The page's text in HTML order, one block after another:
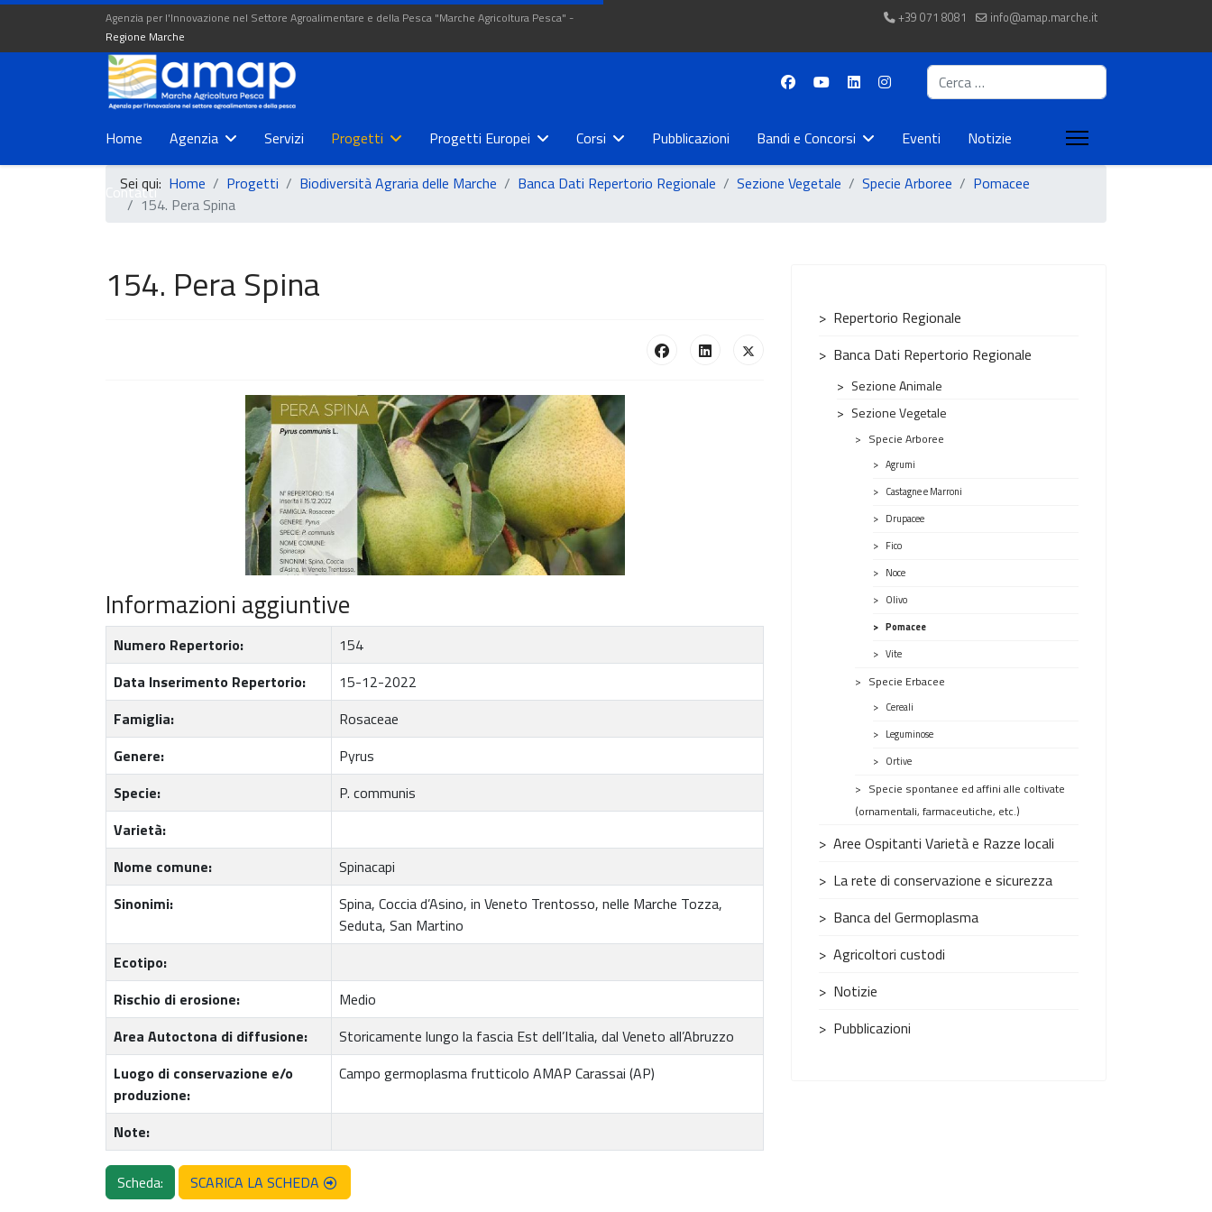
Agenzia per l'Innovazione nel Settore Agroalimentare e della Pesca "Marche Agricoltura Pesca" -
Regione Marche
+39 071 8081 info@amap.marche.it
Cerca
Home Agenzia Servizi Progetti Progetti Europei Corsi Pubblicazioni Bandi e Concorsi Eventi Notizie
Contatti
Sei qui: Home Progetti Biodiversità Agraria delle Marche Banca Dati Repertorio Regionale Sezione Vegetale Specie Arboree
Pomacee
154. Pera Spina
154. Pera Spina
Informazioni aggiuntive
Numero Repertorio:
154
Data Inserimento Repertorio:
15-12-2022
Famiglia:
Rosaceae
Genere:
Pyrus
Specie:
P. communis
Varietà:
Nome comune:
Spinacapi
Sinonimi:
Spina, Coccia d’Asino, in Veneto Trentosso, nelle Marche Tozza,
Seduta, San Martino
Ecotipo:
Rischio di erosione:
Medio
Area Autoctona di diffusione:
Storicamente lungo la fascia Est dell’Italia, dal Veneto all’Abruzzo
Luogo di conservazione e/o
produzione:
Campo germoplasma frutticolo AMAP Carassai (AP)
Note:
Scheda: SCARICA LA SCHEDA
Repertorio Regionale
Banca Dati Repertorio Regionale
Sezione Animale
Sezione Vegetale
Specie Arboree
Agrumi
Castagne e Marroni
Drupacee
Fico
Noce
Olivo
Pomacee
Vite
Specie Erbacee
Cereali
Leguminose
Ortive
Specie spontanee ed affini alle coltivate
(ornamentali, farmaceutiche, etc.)
Aree Ospitanti Varietà e Razze locali
La rete di conservazione e sicurezza
Banca del Germoplasma
Agricoltori custodi
Notizie
Pubblicazioni